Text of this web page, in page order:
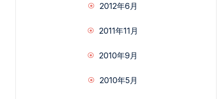
2012年6月
2011年11月
2010年9月
2010年5月